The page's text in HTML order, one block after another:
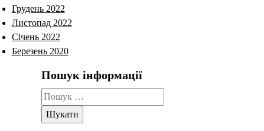
Грудень 2022
Листопад 2022
Січень 2022
Березень 2020
Пошук інформації
Пошук: